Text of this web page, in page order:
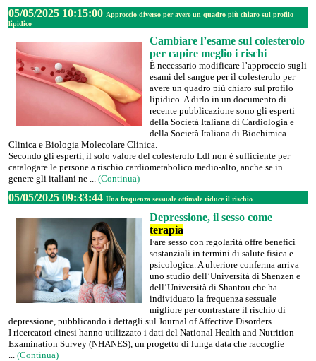
05/05/2025 10:15:00 Approccio diverso per avere un quadro più chiaro sul profilo
lipidico
Cambiare l’esame sul colesterolo
per capire meglio i rischi
È necessario modificare l’approccio sugli
esami del sangue per il colesterolo per
avere un quadro più chiaro sul profilo
lipidico. A dirlo in un documento di
recente pubblicazione sono gli esperti
della Società Italiana di Cardiologia e
della Società Italiana di Biochimica
Clinica e Biologia Molecolare Clinica.
Secondo gli esperti, il solo valore del colesterolo Ldl non è sufficiente per
catalogare le persone a rischio cardiometabolico medio-alto, anche se in
genere gli italiani ne ... (Continua)
05/05/2025 09:33:44 Una frequenza sessuale ottimale riduce il rischio
Depressione, il sesso come
terapia
Fare sesso con regolarità offre benefici
sostanziali in termini di salute fisica e
psicologica. A ulteriore conferma arriva
uno studio dell’Università di Shenzen e
dell’Università di Shantou che ha
individuato la frequenza sessuale
migliore per contrastare il rischio di
depressione, pubblicando i dettagli sul Journal of Affective Disorders.
I ricercatori cinesi hanno utilizzato i dati del National Health and Nutrition
Examination Survey (NHANES), un progetto di lunga data che raccoglie
... (Continua)